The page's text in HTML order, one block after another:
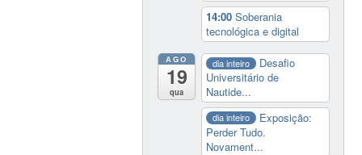
14:00Soberania
tecnológica e digital
AGO
19
qua
dia inteiro
Desafio
Universitário de
Nautide...
dia inteiro
Exposição:
Perder Tudo.
Novament...